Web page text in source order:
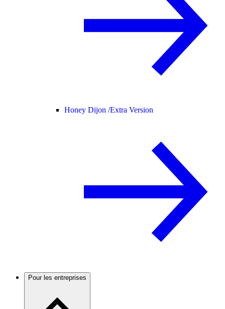
Honey Dijon /Extra Version
Pour les entreprises